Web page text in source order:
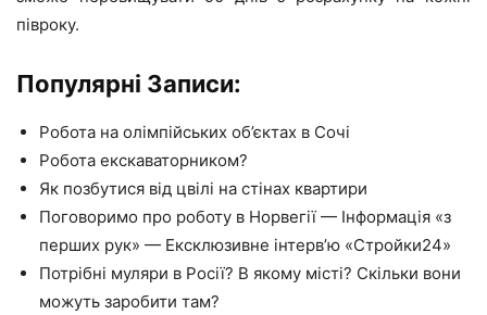
півроку.
Популярні Записи:
Робота на олімпійських об’єктах в Сочі
Робота екскаваторником?
Як позбутися від цвілі на стінах квартири
Поговоримо про роботу в Норвегії — Інформація «з
перших рук» — Ексклюзивне інтерв’ю «Стройки24»
Потрібні муляри в Росії? В якому місті? Скільки вони
можуть заробити там?